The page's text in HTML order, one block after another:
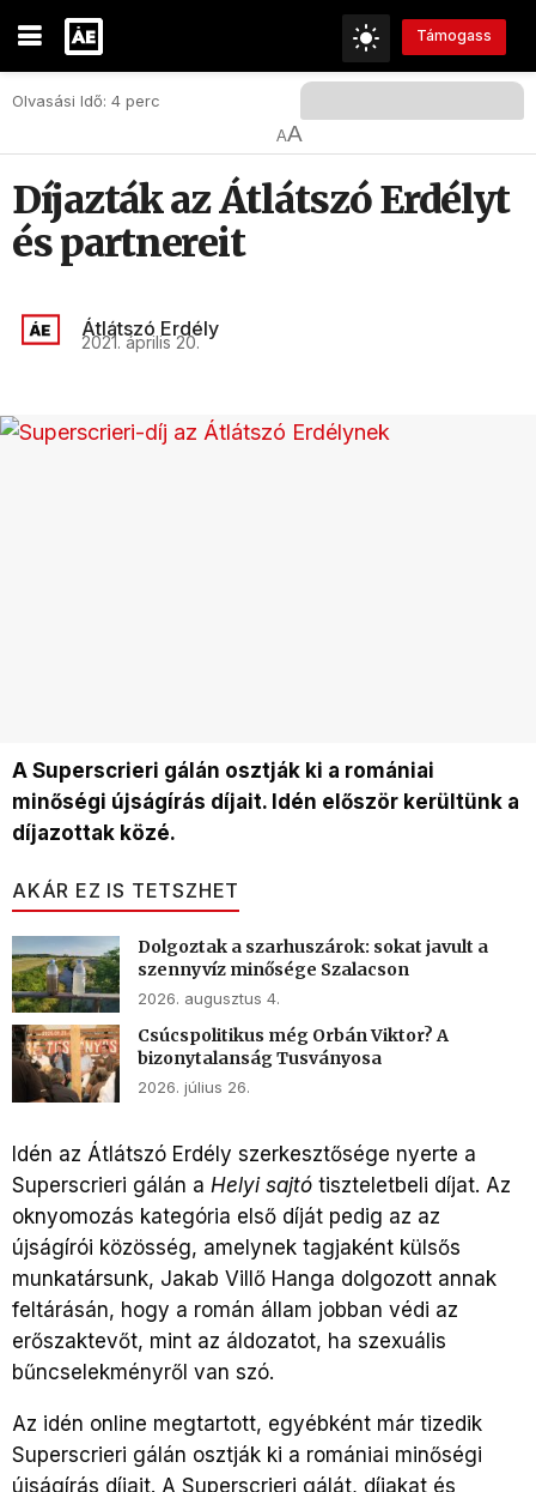
Támogass
Olvasási Idő: 4 perc
AA
Díjazták az Átlátszó Erdélyt
és partnereit
Átlátszó Erdély
2021. április 20.
A Superscrieri gálán osztják ki a romániai
minőségi újságírás díjait. Idén először kerültünk a
díjazottak közé.
AKÁR EZ IS TETSZHET
Dolgoztak a szarhuszárok: sokat javult a
szennyvíz minősége Szalacson
2026. augusztus 4.
Csúcspolitikus még Orbán Viktor? A
bizonytalanság Tusványosa
2026. július 26.
Idén az Átlátszó Erdély szerkesztősége nyerte a
Superscrieri gálán a Helyi sajtó tiszteletbeli díjat. Az
oknyomozás kategória első díját pedig az az
újságírói közösség, amelynek tagjaként külsős
munkatársunk, Jakab Villő Hanga dolgozott annak
feltárásán, hogy a román állam jobban védi az
erőszaktevőt, mint az áldozatot, ha szexuális
bűncselekményről van szó.
Az idén online megtartott, egyébként már tizedik
Superscrieri gálán osztják ki a romániai minőségi
újságírás díjait. A Superscrieri gálát, díjakat és